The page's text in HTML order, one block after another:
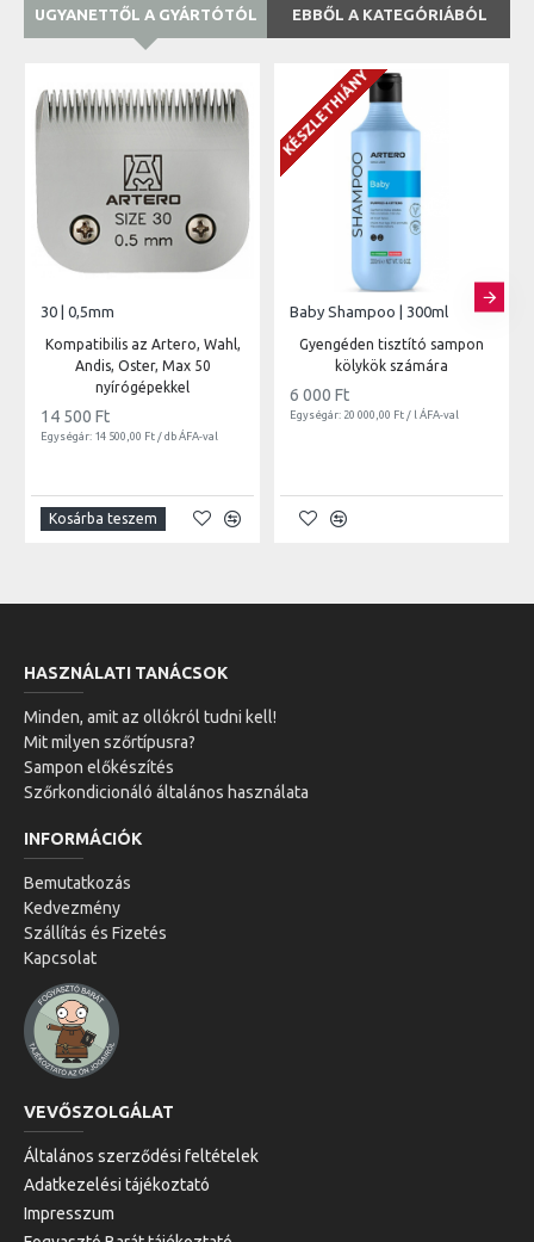
UGYANETTŐL A GYÁRTÓTÓL EBBŐL A KATEGÓRIÁBÓL
30 | 0,5mm
Kompatibilis az Artero, Wahl,
Andis, Oster, Max 50
nyírógépekkel
14 500 Ft
Egységár: 14 500,00 Ft / db ÁFA-val
Kosárba teszem
KÉSZLETHIÁNY
Baby Shampoo | 300ml
Gyengéden tisztító sampon
kölykök számára
6 000 Ft
Egységár: 20 000,00 Ft / l ÁFA-val
HASZNÁLATI TANÁCSOK
Minden, amit az ollókról tudni kell!
Mit milyen szőrtípusra?
Sampon előkészítés
Szőrkondicionáló általános használata
INFORMÁCIÓK
Bemutatkozás
Kedvezmény
Szállítás és Fizetés
Kapcsolat
VEVŐSZOLGÁLAT
Általános szerződési feltételek
Adatkezelési tájékoztató
Impresszum